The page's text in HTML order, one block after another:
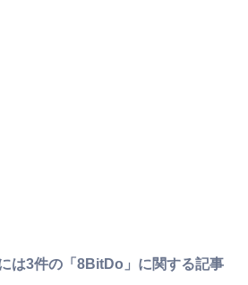
は3件の「8BitDo」に関する記事